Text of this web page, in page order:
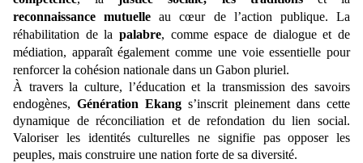
reconnaissance mutuelle au cœur de l’action publique. La
réhabilitation de la palabre, comme espace de dialogue et de
médiation, apparaît également comme une voie essentielle pour
renforcer la cohésion nationale dans un Gabon pluriel.
À travers la culture, l’éducation et la transmission des savoirs
endogènes, Génération Ekang s’inscrit pleinement dans cette
dynamique de réconciliation et de refondation du lien social.
Valoriser les identités culturelles ne signifie pas opposer les
peuples, mais construire une nation forte de sa diversité.